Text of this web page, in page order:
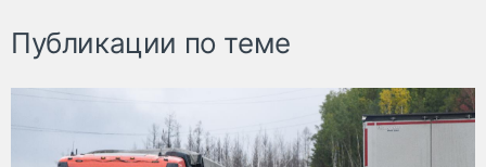
Публикации по теме